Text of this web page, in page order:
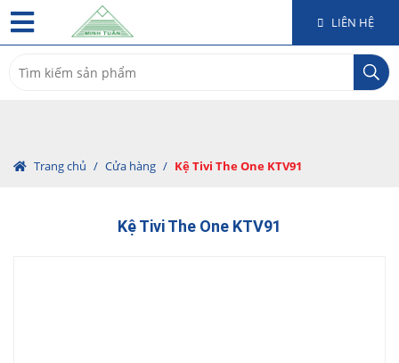
LIÊN HỆ
for:
Trang chủ / Cửa hàng / Kệ Tivi The One KTV91
Kệ Tivi The One KTV91